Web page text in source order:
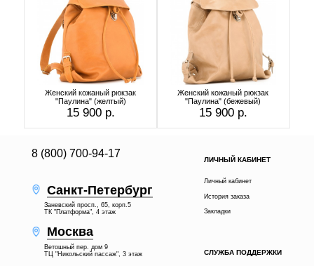
Женский кожаный рюкзак
"Паулина" (желтый)
15 900 р.
Женский кожаный рюкзак
"Паулина" (бежевый)
15 900 р.
8 (800) 700-94-17
Санкт-Петербург
Заневский просп., 65, корп.5
ТК "Платформа", 4 этаж
Москва
Ветошный пер. дом 9
ТЦ "Никольский пассаж", 3 этаж
ЛИЧНЫЙ КАБИНЕТ
Личный кабинет
История заказа
Закладки
СЛУЖБА ПОДДЕРЖКИ